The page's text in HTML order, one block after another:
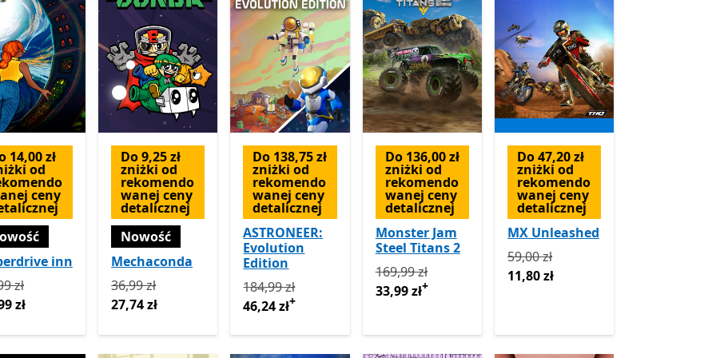
14,00 zł
od
ceny
inn
69,99 zł teraz 55,99 zł
zł
zł
Do 9,25 zł
zniżki od
rekomendo
wanej ceny
detalicznej
Nowość
Mechaconda
Pierwotnie 36,99 zł teraz 27,74 zł
36,99 zł
27,74 zł
Do 138,75 zł
zniżki od
rekomendo
wanej ceny
detalicznej
ASTRONEER:
Evolution
Edition
Pierwotnie 184,99 zł teraz 46,24 zł
Oferty zakupu w aplikacji
184,99 zł
46,24 zł+
Do 136,00 zł
zniżki od
rekomendo
wanej ceny
detalicznej
Monster Jam
Steel Titans 2
Pierwotnie 169,99 zł teraz 33,99 zł
169,99 zł
33,99 zł+
Do 47,20 zł
zniżki od
rekomendo
wanej ceny
detalicznej
MX Unleashed
Pierwotnie 59,00 zł teraz 11,80 zł
59,00 zł
11,80 zł